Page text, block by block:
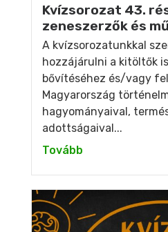
Kvízsorozat 43.
zeneszerzők és
A kvízsorozatunkkal
hozzájárulni a kitöltők
bővítéséhez és/vagy
Magyarország
hagyományaival,
adottságaival...
Tovább